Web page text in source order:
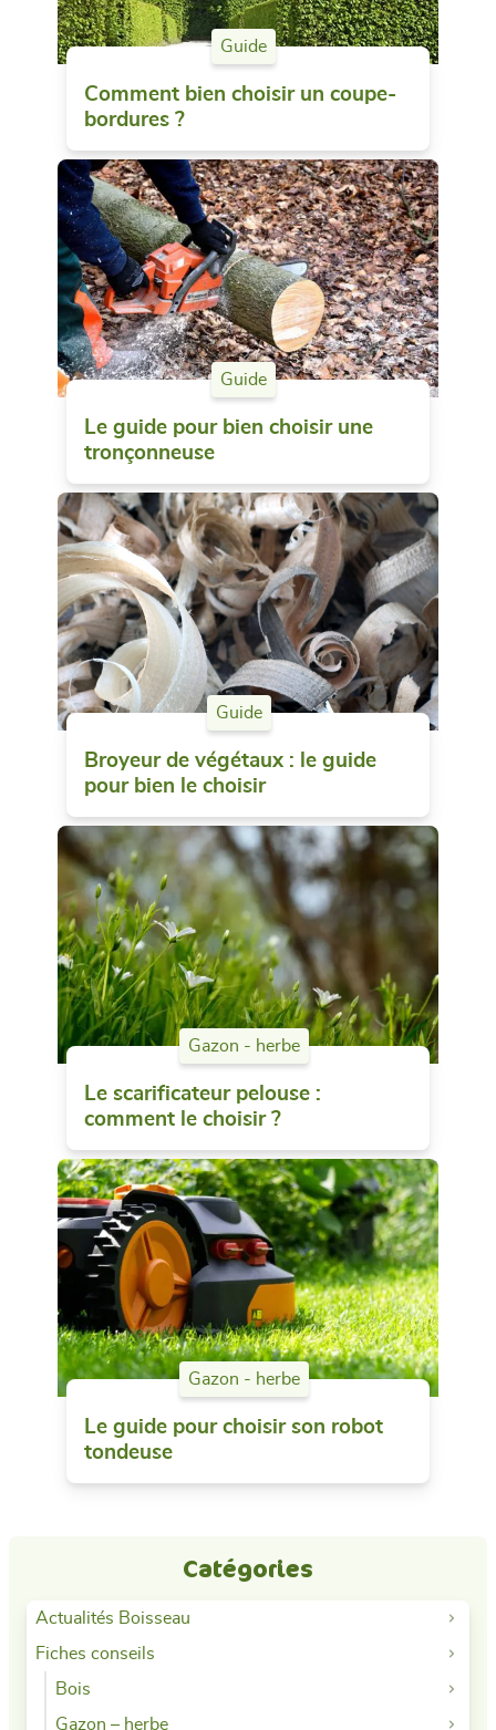
Guide
Comment bien choisir un coupe-
bordures ?
Guide
Le guide pour bien choisir une
tronçonneuse
Guide
Broyeur de végétaux : le guide
pour bien le choisir
Gazon - herbe
Le scarificateur pelouse :
comment le choisir ?
Gazon - herbe
Le guide pour choisir son robot
tondeuse
Catégories
Actualités Boisseau
Fiches conseils
Bois
Gazon – herbe